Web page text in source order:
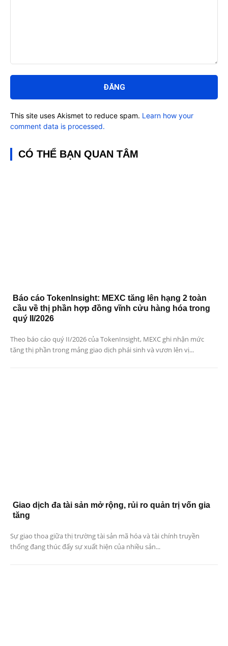
luận:
This site uses Akismet to reduce spam. Learn how your
comment data is processed.
CÓ THỂ BẠN QUAN TÂM
Báo cáo TokenInsight: MEXC tăng lên hạng 2 toàn
cầu về thị phần hợp đồng vĩnh cửu hàng hóa trong
quý II/2026
Theo báo cáo quý II/2026 của TokenInsight, MEXC ghi nhận mức
tăng thị phần trong mảng giao dịch phái sinh và vươn lên vị...
Giao dịch đa tài sản mở rộng, rủi ro quản trị vốn gia
tăng
Sự giao thoa giữa thị trường tài sản mã hóa và tài chính truyền
thống đang thúc đẩy sự xuất hiện của nhiều sản...